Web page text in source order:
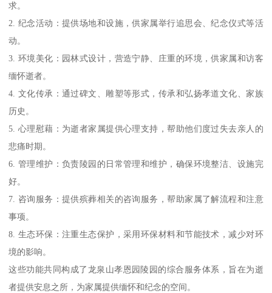
求。
2. 纪念活动：提供场地和设施，供家属举行追思会、纪念仪式等活
动。
3. 环境美化：园林式设计，营造宁静、庄重的环境，供家属和访客
缅怀逝者。
4. 文化传承：通过碑文、雕塑等形式，传承和弘扬孝道文化、家族
历史。
5. 心理慰藉：为逝者家属提供心理支持，帮助他们度过失去亲人的
悲痛时期。
6. 管理维护：负责陵园的日常管理和维护，确保环境整洁、设施完
好。
7. 咨询服务：提供殡葬相关的咨询服务，帮助家属了解流程和注意
事项。
8. 生态环保：注重生态保护，采用环保材料和节能技术，减少对环
境的影响。
这些功能共同构成了龙泉山孝恩园陵园的综合服务体系，旨在为逝
者提供安息之所，为家属提供缅怀和纪念的空间。